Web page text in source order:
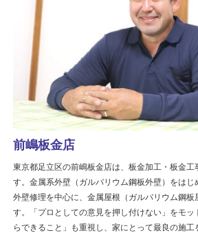
前嶋板金店
東京都足立区の前嶋板金店は、板金加工・板金
す。金属系外壁（ガルバリウム鋼板外壁）をはじ
外壁修理を中心に、金属屋根（ガルバリウム鋼板
す。「プロとしての意見を押し付けない」をモ
らできること」も重視し、家にとって最良の施工